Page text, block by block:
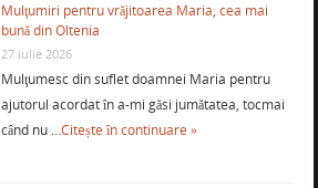
Mulţumiri pentru vrăjitoarea Maria, cea mai
bună din Oltenia
27 iulie 2026
Mulţumesc din suflet doamnei Maria pentru
ajutorul acordat în a-mi găsi jumătatea, tocmai
când nu …Citește în continuare »